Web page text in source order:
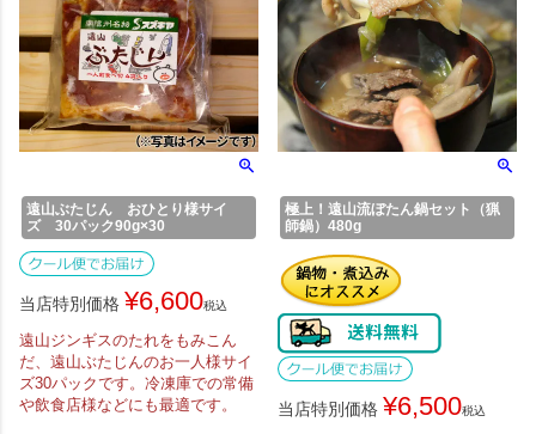
遠山ぶたじん おひとり様サイ
ズ 30パック90g×30
当店特別価格 ¥6,600税込
遠山ジンギスのたれをもみこん
だ、遠山ぶたじんのお一人様サイ
ズ30パックです。冷凍庫での常備
や飲食店様などにも最適です。
極上！遠山流ぼたん鍋セット（猟
師鍋）480g
当店特別価格 ¥6,500税込